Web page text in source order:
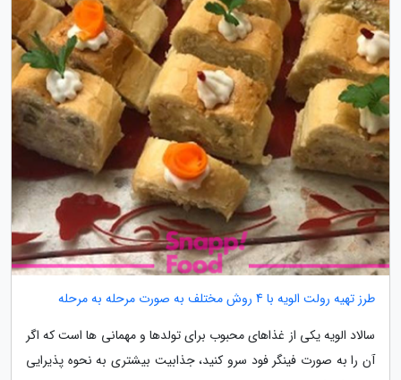
طرز تهیه رولت الویه با 4 روش مختلف به صورت مرحله به مرحله
سالاد الویه یکی از غذاهای محبوب برای تولدها و مهمانی ها است که اگر
آن را به صورت فینگر فود سرو کنید، جذابیت بیشتری به نحوه پذیرایی